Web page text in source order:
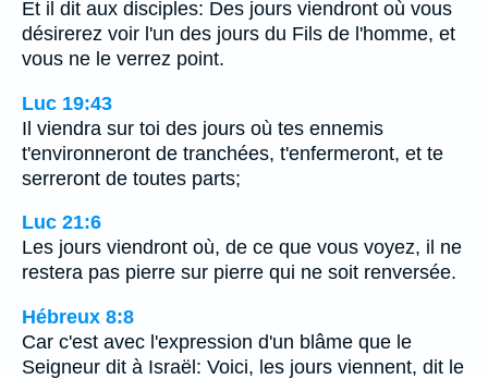
Et il dit aux disciples: Des jours viendront où vous
désirerez voir l'un des jours du Fils de l'homme, et
vous ne le verrez point.
Luc 19:43
Il viendra sur toi des jours où tes ennemis
t'environneront de tranchées, t'enfermeront, et te
serreront de toutes parts;
Luc 21:6
Les jours viendront où, de ce que vous voyez, il ne
restera pas pierre sur pierre qui ne soit renversée.
Hébreux 8:8
Car c'est avec l'expression d'un blâme que le
Seigneur dit à Israël: Voici, les jours viennent, dit le